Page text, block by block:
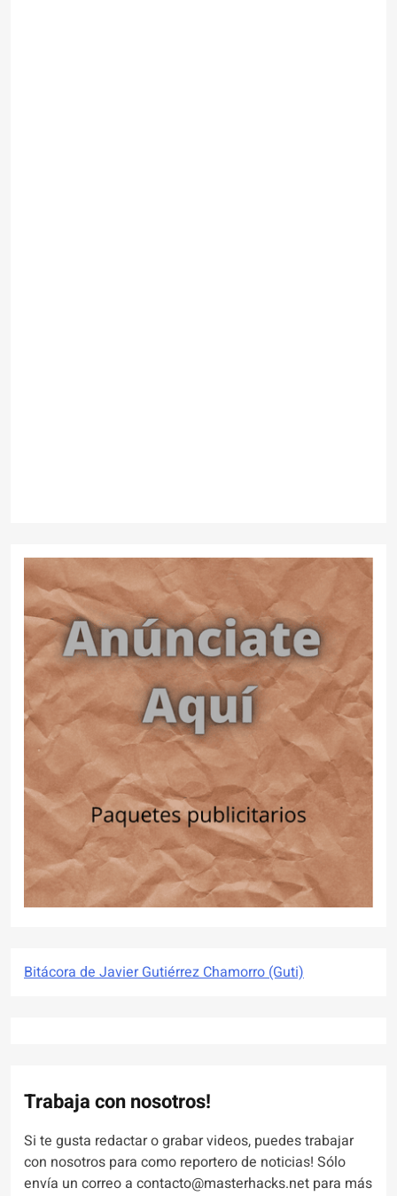
Bitácora de Javier Gutiérrez Chamorro (Guti)
Trabaja con nosotros!
Si te gusta redactar o grabar videos, puedes trabajar
con nosotros para como reportero de noticias! Sólo
envía un correo a contacto@masterhacks.net para más